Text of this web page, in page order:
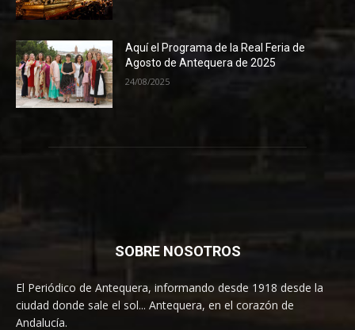
Aquí el Programa de la Real Feria de
Agosto de Antequera de 2025
24/08/2025
SOBRE NOSOTROS
El Periódico de Antequera, informando desde 1918 desde la
ciudad donde sale el sol... Antequera, en el corazón de
Andalucía.